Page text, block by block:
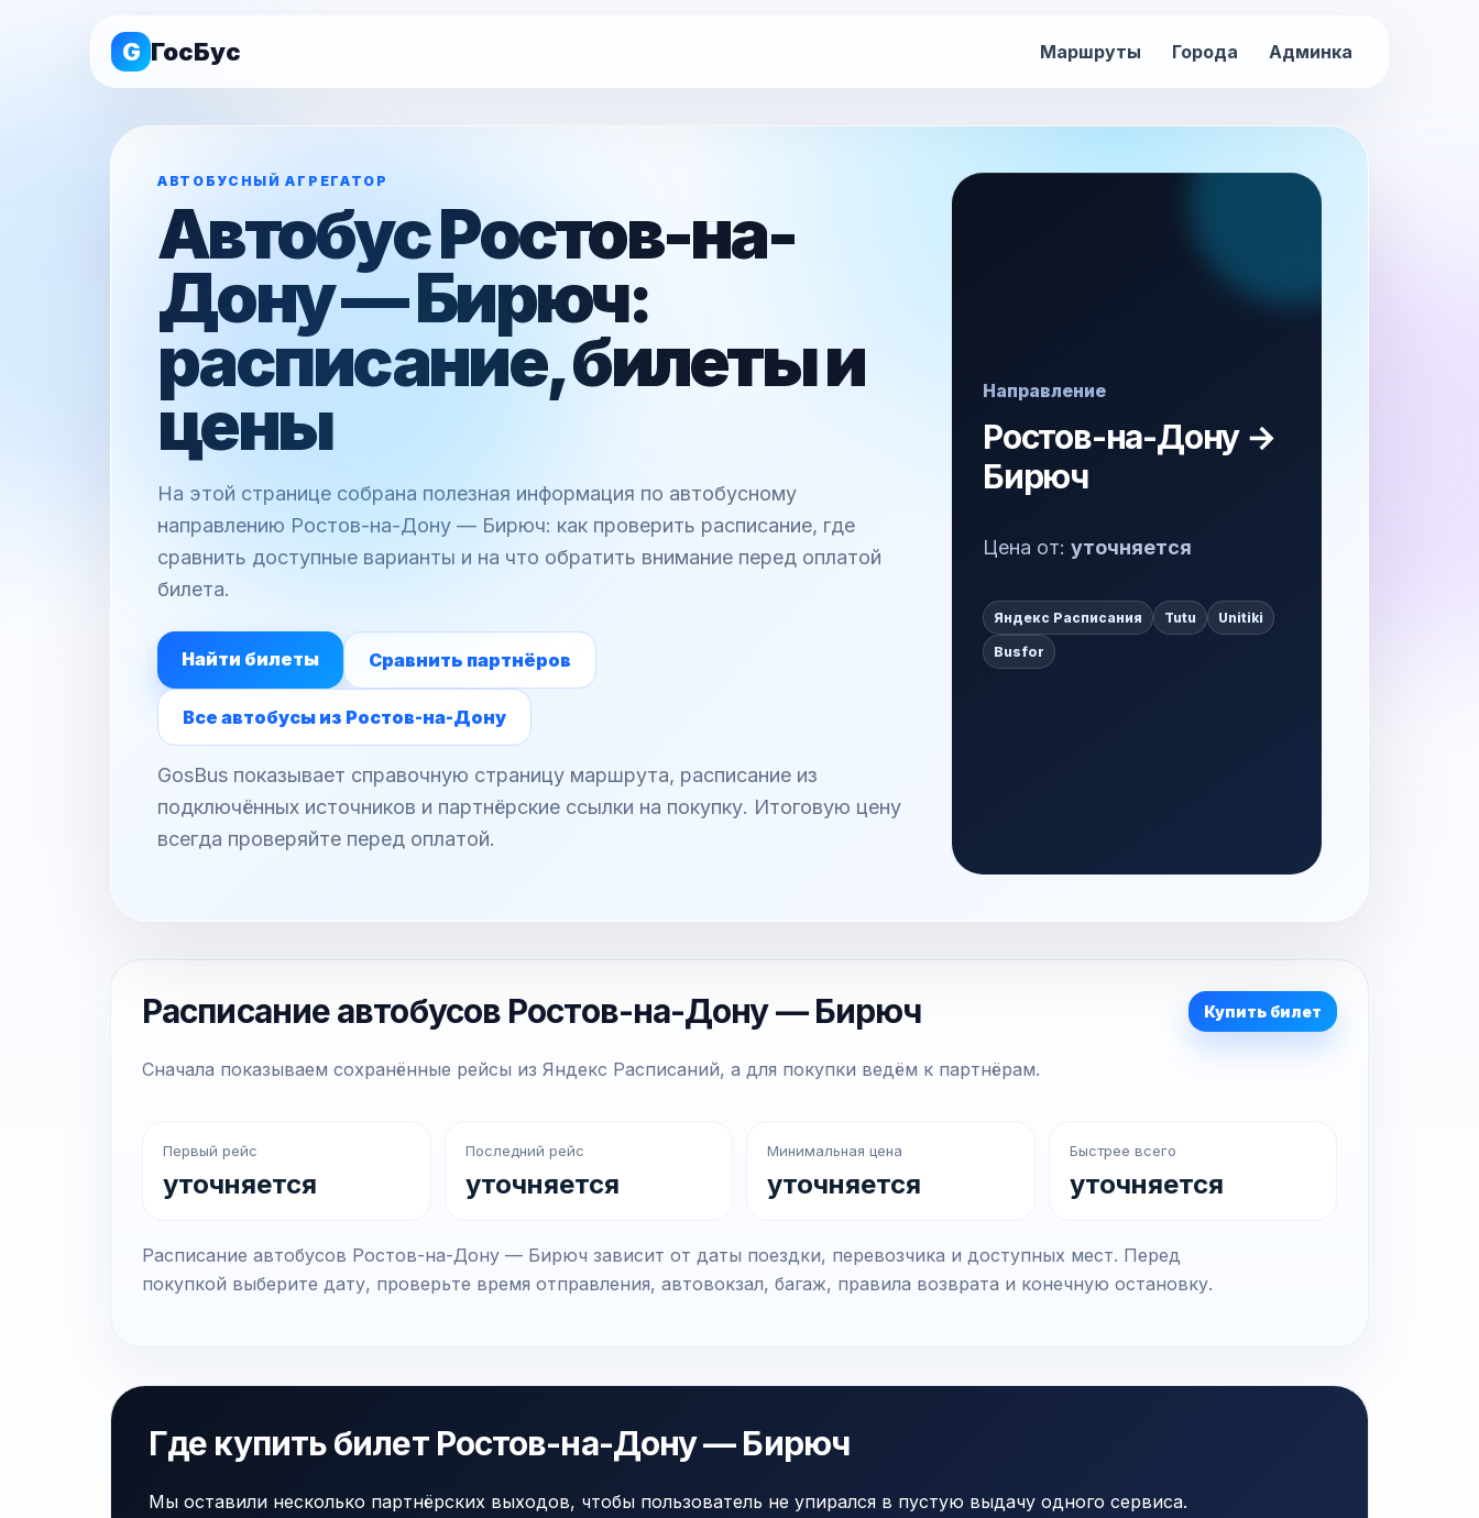
G ГосБус Маршруты Города Админка
АВТОБУСНЫЙ АГРЕГАТОР
Автобус Ростов-на-
Дону — Бирюч:
расписание, билеты и
цены
На этой странице собрана полезная информация по автобусному
направлению Ростов-на-Дону — Бирюч: как проверить расписание, где
сравнить доступные варианты и на что обратить внимание перед оплатой
билета.
Найти билеты Сравнить партнёров
Все автобусы из Ростов-на-Дону
GosBus показывает справочную страницу маршрута, расписание из
подключённых источников и партнёрские ссылки на покупку. Итоговую цену
всегда проверяйте перед оплатой.
Направление
Ростов-на-Дону →
Бирюч
Цена от: уточняется
Яндекс Расписания Tutu Unitiki
Busfor
Расписание автобусов Ростов-на-Дону — Бирюч
Сначала показываем сохранённые рейсы из Яндекс Расписаний, а для покупки ведём к партнёрам.
Купить билет
Первый рейс
уточняется
Последний рейс
уточняется
Минимальная цена
уточняется
Быстрее всего
уточняется
Расписание автобусов Ростов-на-Дону — Бирюч зависит от даты поездки, перевозчика и доступных мест. Перед
покупкой выберите дату, проверьте время отправления, автовокзал, багаж, правила возврата и конечную остановку.
Где купить билет Ростов-на-Дону — Бирюч
Мы оставили несколько партнёрских выходов, чтобы пользователь не упирался в пустую выдачу одного сервиса.